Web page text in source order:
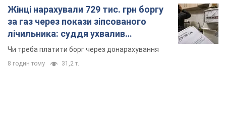
Жінці нарахували 729 тис. грн боргу
за газ через покази зіпсованого
лічильника: суддя ухвалив
неочікуване рішення
Чи треба платити борг через донарахування
8 годин тому 31,2 т.